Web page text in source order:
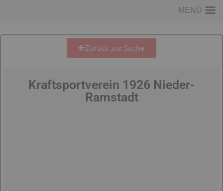
Zurück zur Suche
Kraftsportverein 1926 Nieder-
Ramstadt
MENÜ